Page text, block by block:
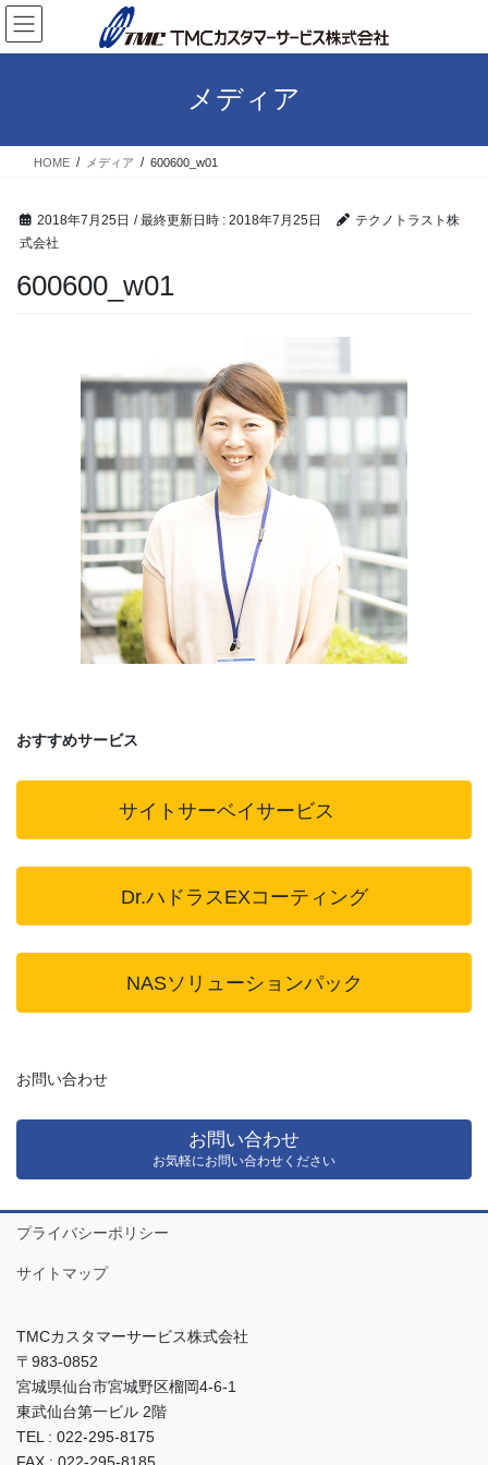
コ
ン
テ
ス
ナ
ビ
ゲ
ン
メディア
HOME メディア 600600_w01
2018年7月25日 / 最終更新日時 : 2018年7月25日
テクノトラスト株
式会社
600600_w01
おすすめサービス
サイトサーベイサービス
Dr.ハドラスEXコーティング
NASソリューションパック
お問い合わせ
お問い合わせ
お気軽にお問い合わせください
プライバシーポリシー
サイトマップ
TMCカスタマーサービス株式会社
〒983-0852
宮城県仙台市宮城野区榴岡4-6-1
東武仙台第一ビル 2階
TEL : 022-295-8175
FAX : 022-295-8185